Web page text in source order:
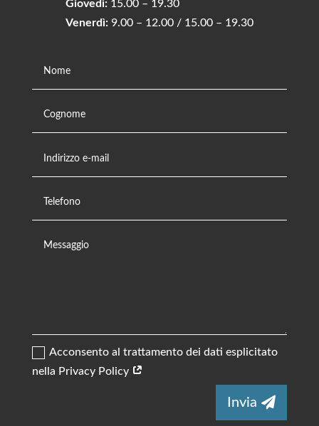
Giovedì:15.00 – 19.30
Venerdì: 9.00 – 12.00 / 15.00 – 19.30
Acconsento al trattamento dei dati esplicitato
nella Privacy Policy
Invia